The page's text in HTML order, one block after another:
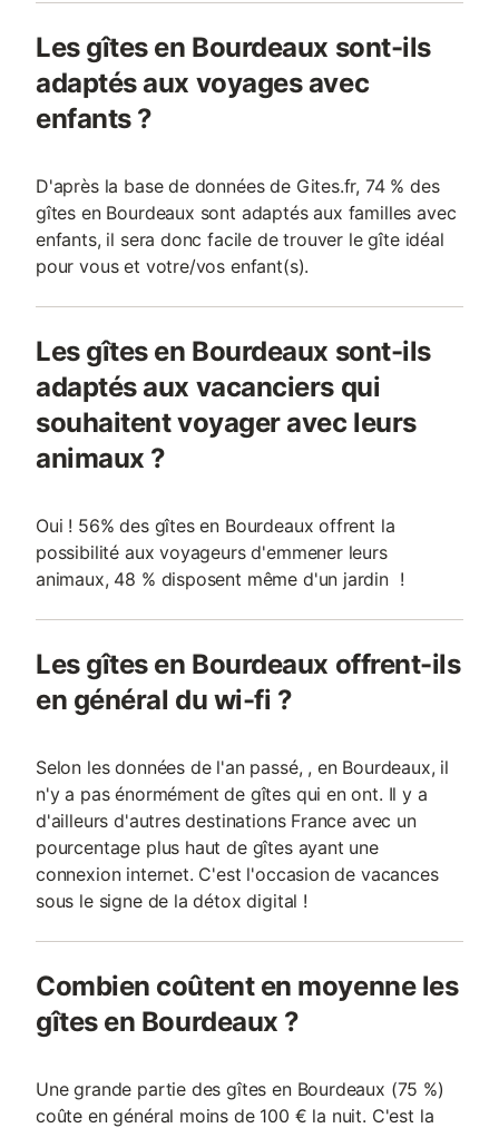
Les gîtes en Bourdeaux sont-ils
adaptés aux voyages avec
enfants ?
D'après la base de données de Gites.fr, 74 % des
gîtes en Bourdeaux sont adaptés aux familles avec
enfants, il sera donc facile de trouver le gîte idéal
pour vous et votre/vos enfant(s).
Les gîtes en Bourdeaux sont-ils
adaptés aux vacanciers qui
souhaitent voyager avec leurs
animaux ?
Oui ! 56% des gîtes en Bourdeaux offrent la
possibilité aux voyageurs d'emmener leurs
animaux, 48 % disposent même d'un jardin !
Les gîtes en Bourdeaux offrent-ils
en général du wi-fi ?
Selon les données de l'an passé, , en Bourdeaux, il
n'y a pas énormément de gîtes qui en ont. Il y a
d'ailleurs d'autres destinations France avec un
pourcentage plus haut de gîtes ayant une
connexion internet. C'est l'occasion de vacances
sous le signe de la détox digital !
Combien coûtent en moyenne les
gîtes en Bourdeaux ?
Une grande partie des gîtes en Bourdeaux (75 %)
coûte en général moins de 100 € la nuit. C'est la